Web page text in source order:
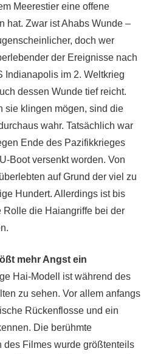
Meerestier eine offene
hat. Zwar ist Ahabs Wunde –
doch wer
der Ereignisse nach
Indianapolis im 2. Weltkrieg
dessen Wunde tief reicht.
sie klingen mögen, sind die
wahr. Tatsächlich war
Ende des Pazifikkrieges
Boot versenkt worden. Von
auf Grund der viel zu
Hundert. Allerdings ist bis
Rolle die Haiangriffe bei der
mehr Angst ein
Hai-Modell ist während des
zu sehen. Vor allem anfangs
Rückenflosse und ein
Die berühmte
des Filmes wurde größtenteils